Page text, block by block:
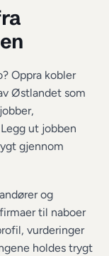
Oppra kobler
Østlandet som
ut jobben
gjennom
og
til naboer
vurderinger
holdes trygt